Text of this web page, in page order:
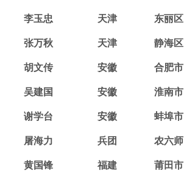
李玉忠 天津 东丽区
张万秋 天津 静海区
胡文传 安徽 合肥市
吴建国 安徽 淮南市
谢学台 安徽 蚌埠市
屠海力 兵团 农六师
黄国锋 福建 莆田市